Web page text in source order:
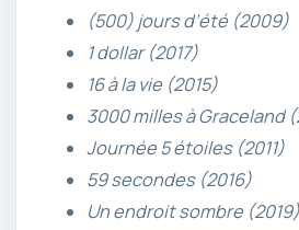
(500) jours d’été (2009)
1 dollar (2017)
16 à la vie (2015)
3000 milles à Graceland
Journée 5 étoiles (2011)
59 secondes (2016)
Un endroit sombre (2019)